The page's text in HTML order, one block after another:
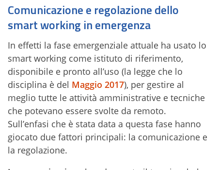
Comunicazione e regolazione dello
smart working in emergenza
In effetti la fase emergenziale attuale ha usato lo
smart working come istituto di riferimento,
disponibile e pronto all’uso (la legge che lo
disciplina è del Maggio 2017), per gestire al
meglio tutte le attività amministrative e tecniche
che potevano essere svolte da remoto.
Sull’enfasi che è stata data a questa fase hanno
giocato due fattori principali: la comunicazione e
la regolazione.